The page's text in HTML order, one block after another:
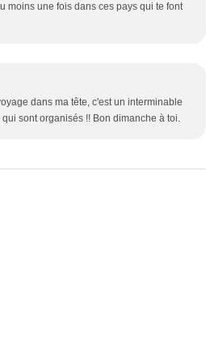
moins une fois dans ces pays qui te font
dans ma tête, c'est un interminable
sont organisés !! Bon dimanche à toi.